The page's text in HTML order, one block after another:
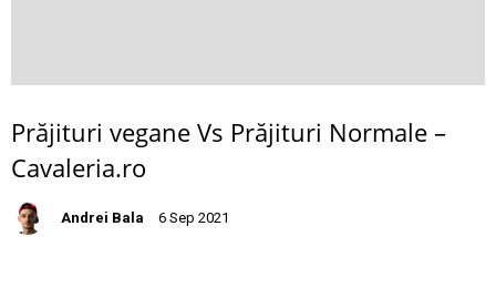
Prăjituri vegane Vs Prăjituri Normale –
Cavaleria.ro
Andrei Bala 6 Sep 2021